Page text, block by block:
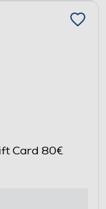
Card 80€